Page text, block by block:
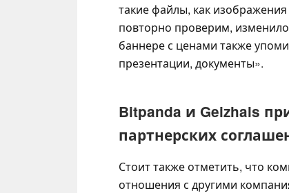
такие файлы, как
повторно проверим,
баннере с ценами также
презентации, документы».
Bitpanda и Geizhals
партнерских
Стоит также отметить, что
отношения с другими